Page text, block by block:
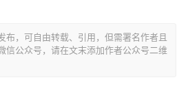
布，可自由转载、引用，但需署名作者且
信公众号，请在文末添加作者公众号二维